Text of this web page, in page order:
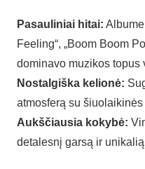
Pasauliniai hitai:
Feeling“, „Boom Boom
dominavo muzikos topus
Nostalgiška kelionė:
atmosferą su
Aukščiausia kokybė:
detalesnį garsą ir